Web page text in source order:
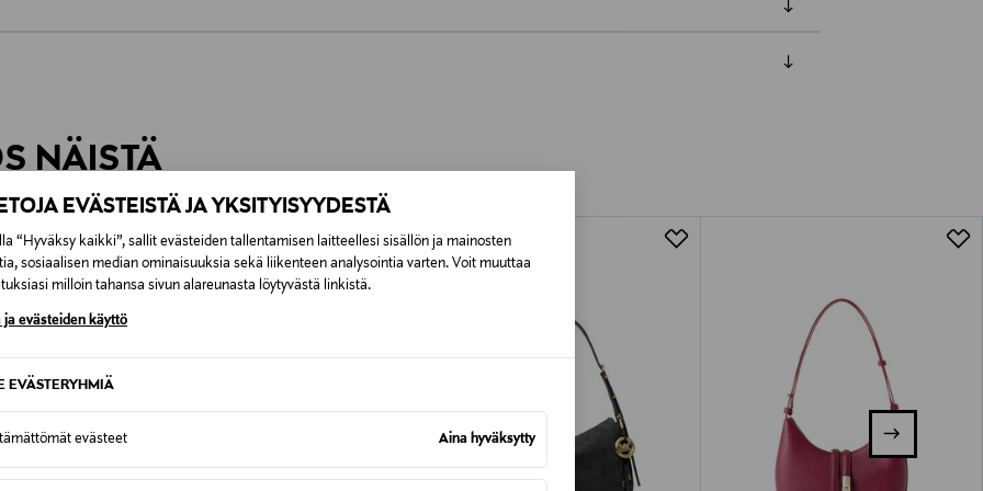
EVÄSTEISTÄ JA YKSITYISYYDESTÄ
“Hyväksy kaikki”, sallit evästeiden tallentamisen laitteellesi sisällön ja mainosten
sosiaalisen median ominaisuuksia sekä liikenteen analysointia varten. Voit muuttaa
milloin tahansa sivun alareunasta löytyvästä linkistä.
ja evästeiden käyttö
EVÄSTERYHMIÄ
evästeet Aina hyväksytty
7,90 €–50,00 € kuljetusyhtiöstä ja tuotteen koosta riippuen
Alk. 6,90 €, kun toimitus on saatavilla valittuun osoitteeseen.
NÄISTÄ